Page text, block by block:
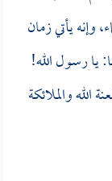
وإنه يأتي زمان
يا رسول الله!
والملائكة